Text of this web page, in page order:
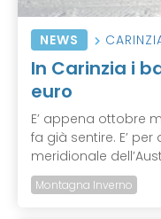
NEWS
In Carinzia i
euro
E’ appena ottobre
fa già sentire. E’
meridionale
Montagna Inverno